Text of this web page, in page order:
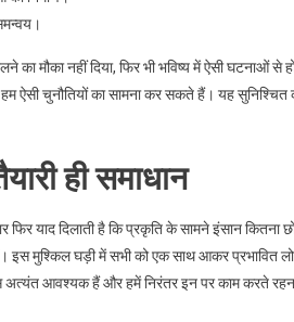
मौका नहीं दिया, फिर भी भविष्य में ऐसी घटनाओं
ऐसी चुनौतियों का सामना कर सकते हैं। यह सुनिश्चित
ही समाधान
याद दिलाती है कि प्रकृति के सामने इंसान कितना
इस मुश्किल घड़ी में सभी को एक साथ आकर प्रभावित
आवश्यक हैं और हमें निरंतर इन पर काम करते